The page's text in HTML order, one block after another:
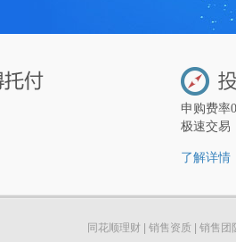
申购费率
极速交易
了解详情
同花顺理财 销售资质
销售团